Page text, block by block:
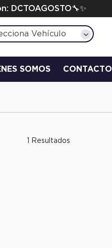
DCTOAGOSTO🔧✨
Vehículo
SOMOS CONTACTO
1 Resultados